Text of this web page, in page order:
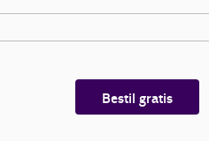
Bestil gratis